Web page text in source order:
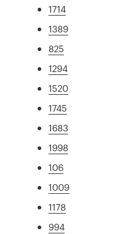
1714
1389
825
1294
1520
1745
1683
1998
106
1009
1178
994